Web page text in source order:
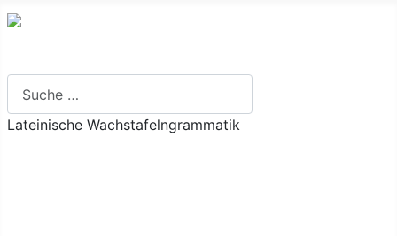
Lateinische Wachstafelngrammatik